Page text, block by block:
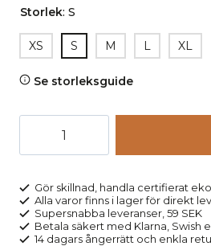
Storlek: S
XS S M L XL
Se storleksguide
längd
marinblå
mängd
Gör skillnad, handla certifierat
Alla varor finns i lager för direkt
Supersnabba leveranser, 59 SEK
Betala säkert med Klarna, Swish
14 dagars ångerrätt och enkla